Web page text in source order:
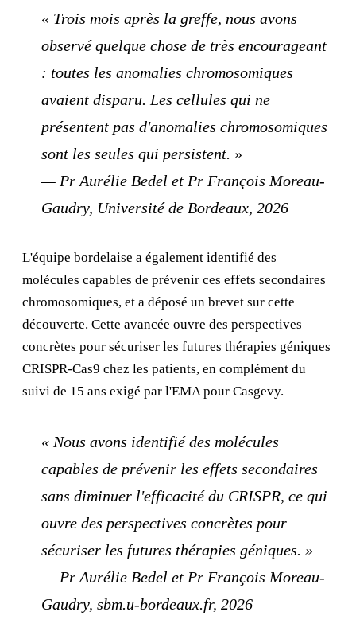
« Trois mois après la greffe, nous avons
observé quelque chose de très encourageant
: toutes les anomalies chromosomiques
avaient disparu. Les cellules qui ne
présentent pas d'anomalies chromosomiques
sont les seules qui persistent. »
— Pr Aurélie Bedel et Pr François Moreau-
Gaudry, Université de Bordeaux, 2026
L'équipe bordelaise a également identifié des
molécules capables de prévenir ces effets secondaires
chromosomiques, et a déposé un brevet sur cette
découverte. Cette avancée ouvre des perspectives
concrètes pour sécuriser les futures thérapies géniques
CRISPR-Cas9 chez les patients, en complément du
suivi de 15 ans exigé par l'EMA pour Casgevy.
« Nous avons identifié des molécules
capables de prévenir les effets secondaires
sans diminuer l'efficacité du CRISPR, ce qui
ouvre des perspectives concrètes pour
sécuriser les futures thérapies géniques. »
— Pr Aurélie Bedel et Pr François Moreau-
Gaudry, sbm.u-bordeaux.fr, 2026